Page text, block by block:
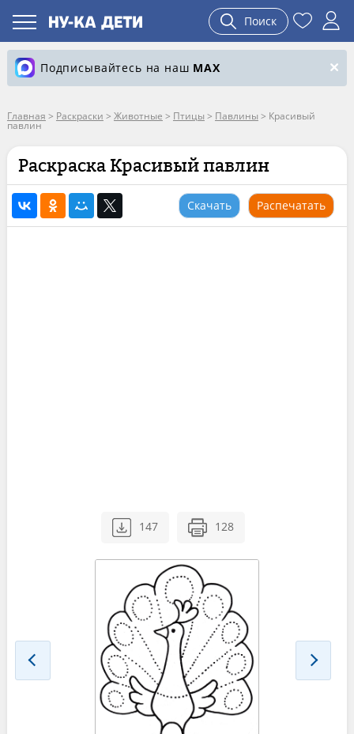
Поиск
Подписывайтесь на наш MAX
Главная > Раскраски > Животные > Птицы > Павлины > Красивый
павлин
Раскраска Красивый павлин
Скачать Распечатать
147 128